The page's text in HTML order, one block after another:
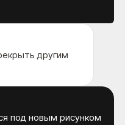
другим
под новым рисунком